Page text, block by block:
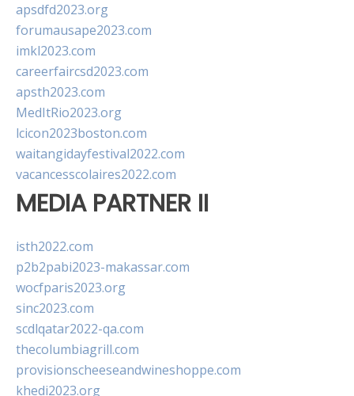
apsdfd2023.org
forumausape2023.com
imkl2023.com
careerfaircsd2023.com
apsth2023.com
MedItRio2023.org
lcicon2023boston.com
waitangidayfestival2022.com
vacancesscolaires2022.com
MEDIA PARTNER II
isth2022.com
p2b2pabi2023-makassar.com
wocfparis2023.org
sinc2023.com
scdlqatar2022-qa.com
thecolumbiagrill.com
provisionscheeseandwineshoppe.com
khedi2023.org